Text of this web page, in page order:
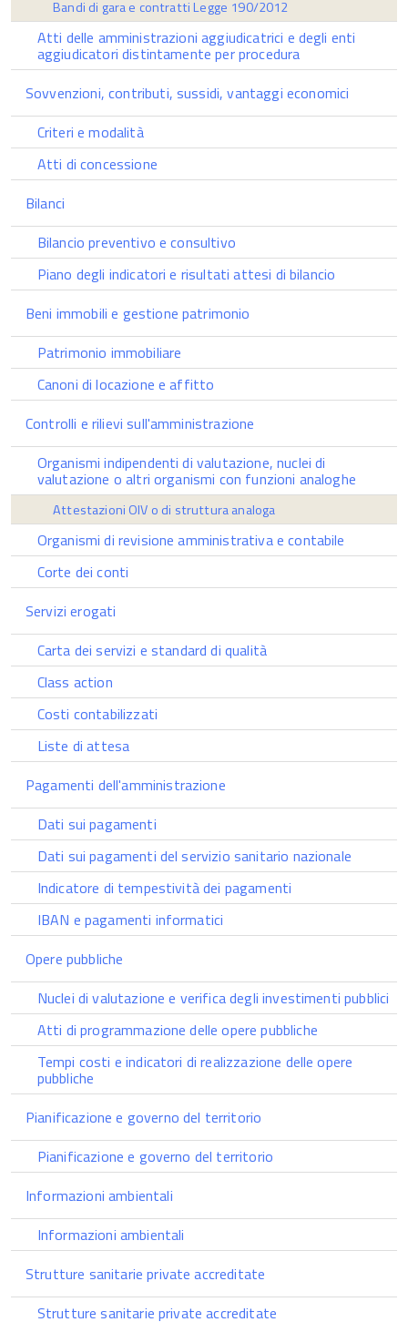
Bandi di gara e contratti Legge 190/2012
Atti delle amministrazioni aggiudicatrici e degli enti
aggiudicatori distintamente per procedura
Sovvenzioni, contributi, sussidi, vantaggi economici
Criteri e modalità
Atti di concessione
Bilanci
Bilancio preventivo e consultivo
Piano degli indicatori e risultati attesi di bilancio
Beni immobili e gestione patrimonio
Patrimonio immobiliare
Canoni di locazione e affitto
Controlli e rilievi sull'amministrazione
Organismi indipendenti di valutazione, nuclei di
valutazione o altri organismi con funzioni analoghe
Attestazioni OIV o di struttura analoga
Organismi di revisione amministrativa e contabile
Corte dei conti
Servizi erogati
Carta dei servizi e standard di qualità
Class action
Costi contabilizzati
Liste di attesa
Pagamenti dell'amministrazione
Dati sui pagamenti
Dati sui pagamenti del servizio sanitario nazionale
Indicatore di tempestività dei pagamenti
IBAN e pagamenti informatici
Opere pubbliche
Nuclei di valutazione e verifica degli investimenti pubblici
Atti di programmazione delle opere pubbliche
Tempi costi e indicatori di realizzazione delle opere
pubbliche
Pianificazione e governo del territorio
Pianificazione e governo del territorio
Informazioni ambientali
Informazioni ambientali
Strutture sanitarie private accreditate
Strutture sanitarie private accreditate